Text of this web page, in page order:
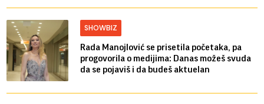
SHOWBIZ
Rada Manojlović se prisetila početaka, pa
progovorila o medijima: Danas možeš svuda
da se pojaviš i da budeš aktuelan